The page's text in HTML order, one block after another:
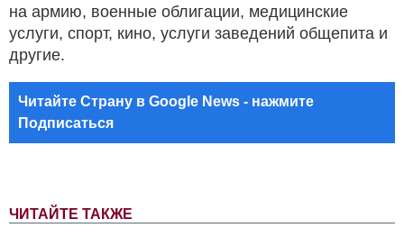
ЧИТАЙТЕ ТАКЖЕ
на армию, военные облигации, медицинские
услуги, спорт, кино, услуги заведений общепита и
другие.
Читайте Страну в Google News - нажмите
Подписаться